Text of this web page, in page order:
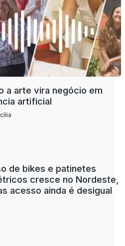
a arte vira negócio em
artificial
de bikes e patinetes
cresce no Nordeste,
acesso ainda é desigual